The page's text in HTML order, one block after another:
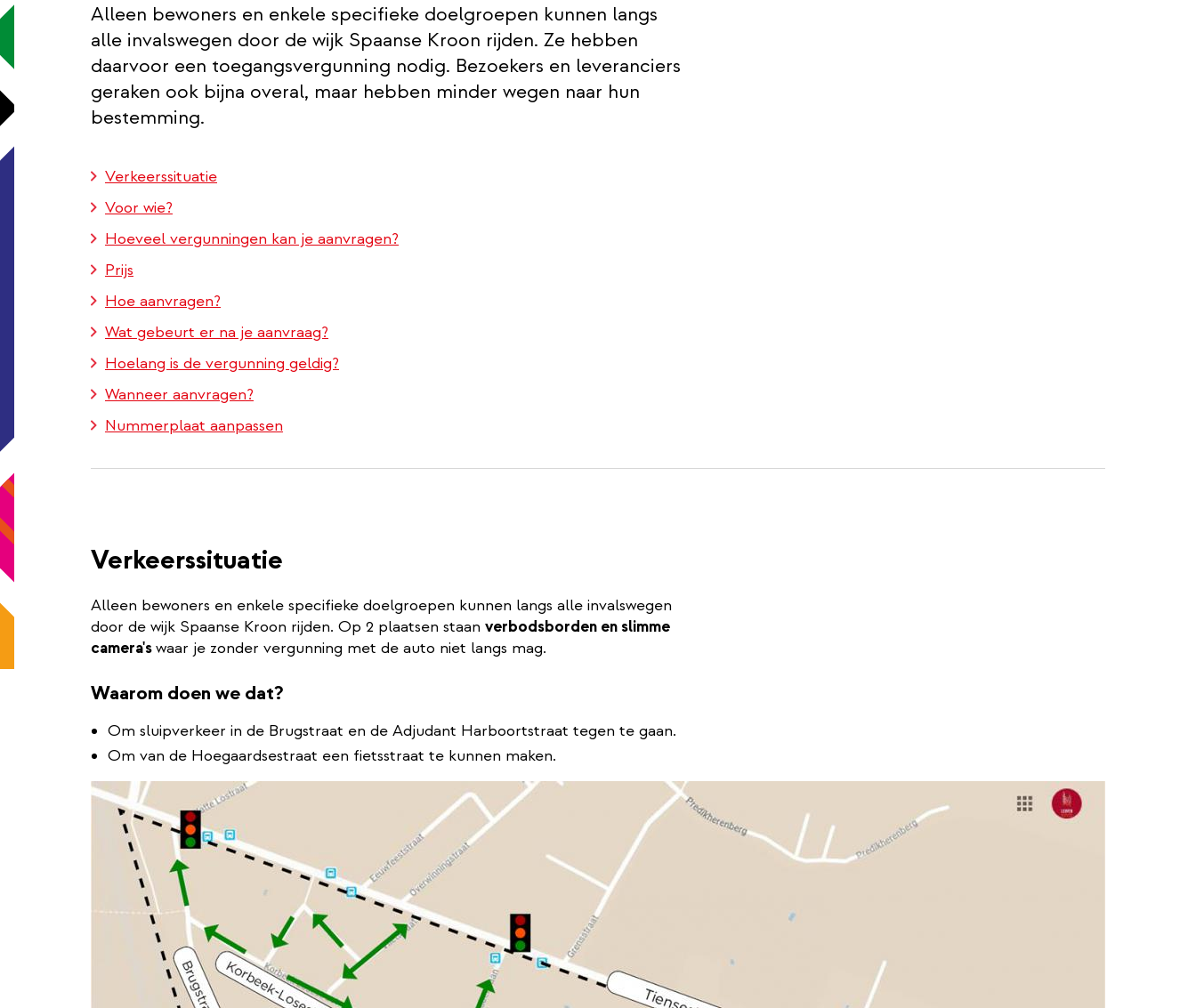
Alleen bewoners en enkele specifieke doelgroepen kunnen langs
alle invalswegen door de wijk Spaanse Kroon rijden. Ze hebben
daarvoor een toegangsvergunning nodig. Bezoekers en leveranciers
geraken ook bijna overal, maar hebben minder wegen naar hun
bestemming.
Verkeerssituatie
Voor wie?
Hoeveel vergunningen kan je aanvragen?
Prijs
Hoe aanvragen?
Wat gebeurt er na je aanvraag?
Hoelang is de vergunning geldig?
Wanneer aanvragen?
Nummerplaat aanpassen
Verkeerssituatie
Alleen bewoners en enkele specifieke doelgroepen kunnen langs alle invalswegen
door de wijk Spaanse Kroon rijden. Op 2 plaatsen staan verbodsborden en slimme
camera'swaar je zonder vergunning met de auto niet langs mag.
Waarom doen we dat?
Om sluipverkeer in de Brugstraat en de Adjudant Harboortstraat tegen te gaan.
Om van de Hoegaardsestraat een fietsstraat te kunnen maken.